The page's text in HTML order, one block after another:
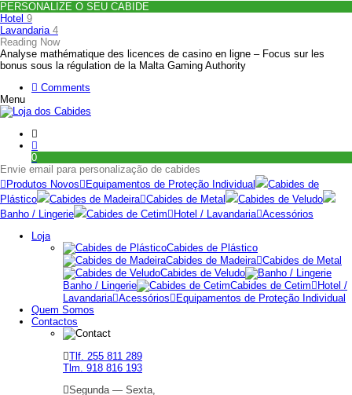
PERSONALIZE O SEU CABIDE
Hotel 9
Lavandaria 4
Reading Now
Analyse mathématique des licences de casino en ligne – Focus sur les
bonus sous la régulation de la Malta Gaming Authority
Comments
Menu
0
Envie email para personalização de cabides
Produtos Novos
Equipamentos de Proteção Individual
Cabides de
Plástico
Cabides de Madeira Cabides de Metal
Cabides de Veludo
Banho / Lingerie
Cabides de Cetim Hotel / Lavandaria Acessórios
Loja
Cabides de Plástico
Cabides de Madeira Cabides de Metal
Cabides de Veludo
Banho / Lingerie
Cabides de Cetim
Hotel /
Lavandaria Acessórios
Equipamentos de Proteção Individual
Quem Somos
Contactos
Tlf. 255 811 289
Tlm. 918 816 193
Segunda — Sexta,